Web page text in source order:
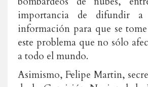
importancia de difundir
información para que se
este problema que no sólo
a todo el mundo.
Asimismo, Felipe Martin,